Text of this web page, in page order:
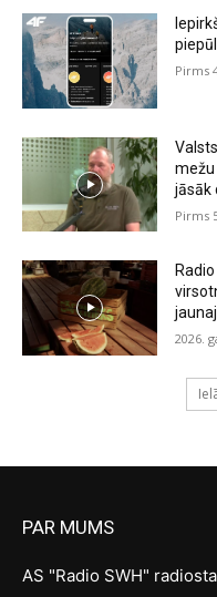
Pirms
mežu
jāsāk
Pirms
2026.
PAR MUMS
AS "Radio SWH"